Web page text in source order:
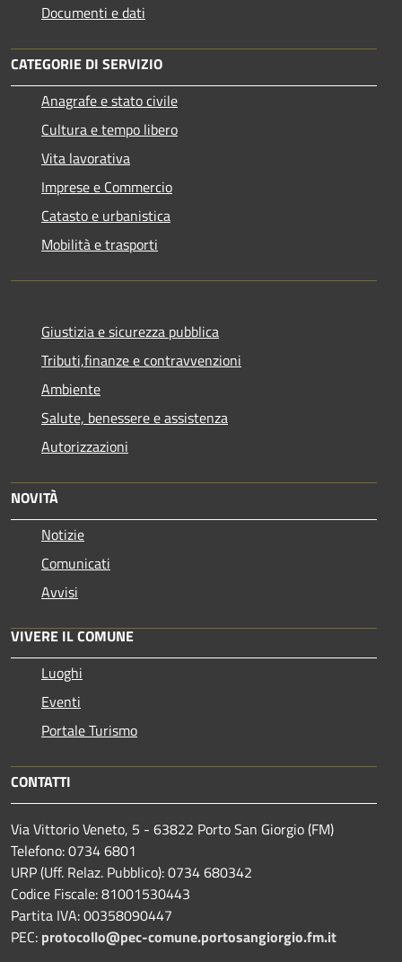
Documenti e dati
CATEGORIE DI SERVIZIO
Anagrafe e stato civile
Cultura e tempo libero
Vita lavorativa
Imprese e Commercio
Catasto e urbanistica
Mobilità e trasporti
Giustizia e sicurezza pubblica
Tributi,finanze e contravvenzioni
Ambiente
Salute, benessere e assistenza
Autorizzazioni
NOVITÀ
Notizie
Comunicati
Avvisi
VIVERE IL COMUNE
Luoghi
Eventi
Portale Turismo
CONTATTI
Via Vittorio Veneto, 5 - 63822 Porto San Giorgio (FM)
Telefono: 0734 6801
URP (Uff. Relaz. Pubblico): 0734 680342
Codice Fiscale: 81001530443
Partita IVA: 00358090447
PEC: protocollo@pec-comune.portosangiorgio.fm.it